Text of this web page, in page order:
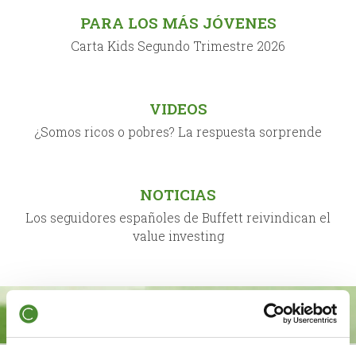
PARA LOS MÁS JÓVENES
Carta Kids Segundo Trimestre 2026
VIDEOS
¿Somos ricos o pobres? La respuesta sorprende
NOTICIAS
Los seguidores españoles de Buffett reivindican el
value investing